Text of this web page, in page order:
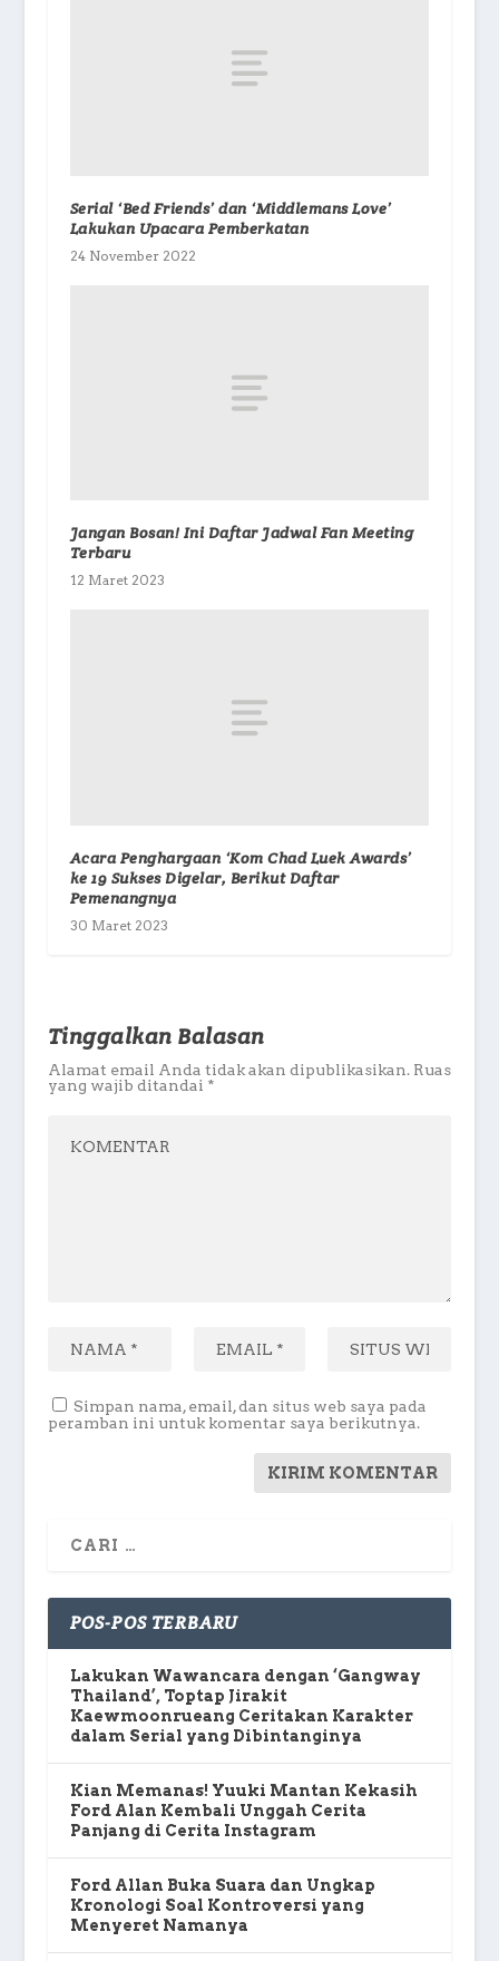
Serial ‘Bed Friends’ dan ‘Middlemans Love’
Lakukan Upacara Pemberkatan
24 November 2022
Jangan Bosan! Ini Daftar Jadwal Fan Meeting
Terbaru
12 Maret 2023
Acara Penghargaan ‘Kom Chad Luek Awards’
ke 19 Sukses Digelar, Berikut Daftar
Pemenangnya
30 Maret 2023
Tinggalkan Balasan
Alamat email Anda tidak akan dipublikasikan. Ruas
yang wajib ditandai *
Simpan nama, email, dan situs web saya pada
peramban ini untuk komentar saya berikutnya.
POS-POS TERBARU
Lakukan Wawancara dengan ‘Gangway
Thailand’, Toptap Jirakit
Kaewmoonrueang Ceritakan Karakter
dalam Serial yang Dibintanginya
Kian Memanas! Yuuki Mantan Kekasih
Ford Alan Kembali Unggah Cerita
Panjang di Cerita Instagram
Ford Allan Buka Suara dan Ungkap
Kronologi Soal Kontroversi yang
Menyeret Namanya